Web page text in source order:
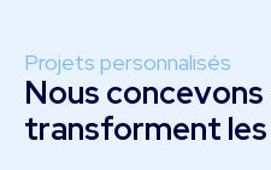
Projets personnalisés
Nous
transforment